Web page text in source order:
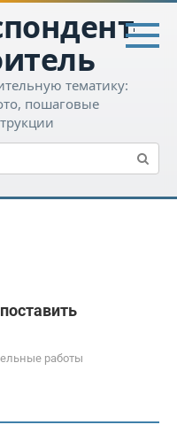
тематику:
пошаговые
работы